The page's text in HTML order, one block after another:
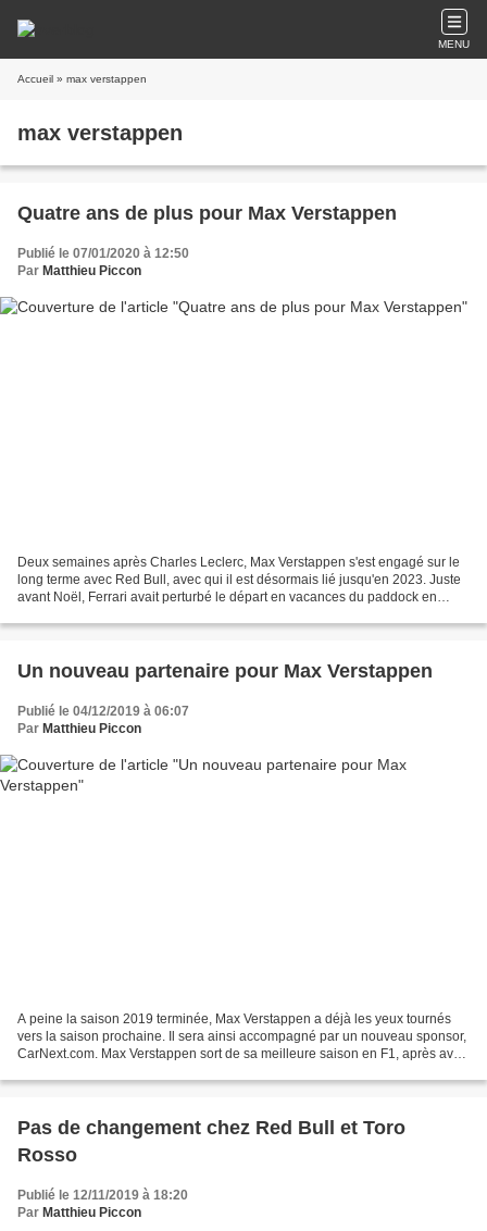
MENU
Accueil » max verstappen
max verstappen
Quatre ans de plus pour Max Verstappen
Publié le 07/01/2020 à 12:50
Par Matthieu Piccon
Deux semaines après Charles Leclerc, Max Verstappen s'est engagé sur le
long terme avec Red Bull, avec qui il est désormais lié jusqu'en 2023. Juste
avant Noël, Ferrari avait perturbé le départ en vacances du paddock en
Un nouveau partenaire pour Max Verstappen
Publié le 04/12/2019 à 06:07
Par Matthieu Piccon
A peine la saison 2019 terminée, Max Verstappen a déjà les yeux tournés
vers la saison prochaine. Il sera ainsi accompagné par un nouveau sponsor,
CarNext.com. Max Verstappen sort de sa meilleure saison en F1, après avoir
Pas de changement chez Red Bull et Toro
Rosso
Publié le 12/11/2019 à 18:20
Par Matthieu Piccon